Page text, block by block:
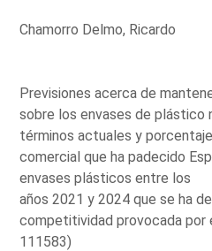
Chamorro Delmo, Ricardo
Previsiones acerca de
sobre los envases de plástico
términos actuales y
comercial que ha padecido
envases plásticos entre los
años 2021 y 2024 que se ha
competitividad provocada por
111583)